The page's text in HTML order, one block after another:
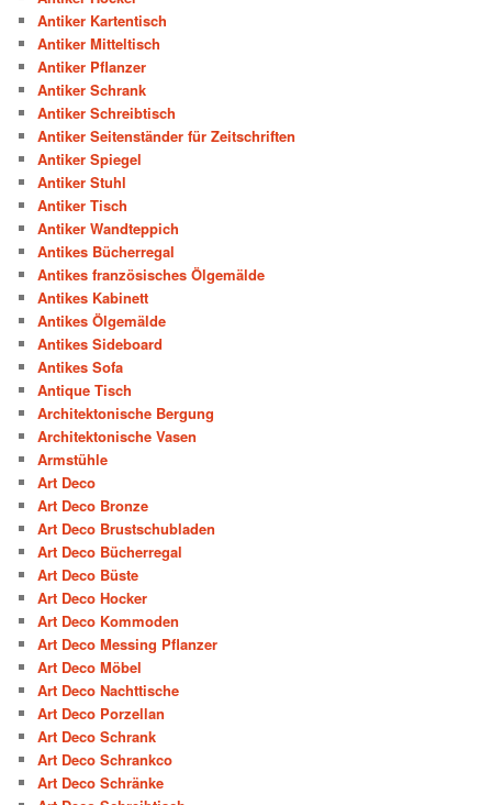
Antiker Kartentisch
Antiker Mitteltisch
Antiker Pflanzer
Antiker Schrank
Antiker Schreibtisch
Antiker Seitenständer für Zeitschriften
Antiker Spiegel
Antiker Stuhl
Antiker Tisch
Antiker Wandteppich
Antikes Bücherregal
Antikes französisches Ölgemälde
Antikes Kabinett
Antikes Ölgemälde
Antikes Sideboard
Antikes Sofa
Antique Tisch
Architektonische Bergung
Architektonische Vasen
Armstühle
Art Deco
Art Deco Bronze
Art Deco Brustschubladen
Art Deco Bücherregal
Art Deco Büste
Art Deco Hocker
Art Deco Kommoden
Art Deco Messing Pflanzer
Art Deco Möbel
Art Deco Nachttische
Art Deco Porzellan
Art Deco Schrank
Art Deco Schrankco
Art Deco Schränke